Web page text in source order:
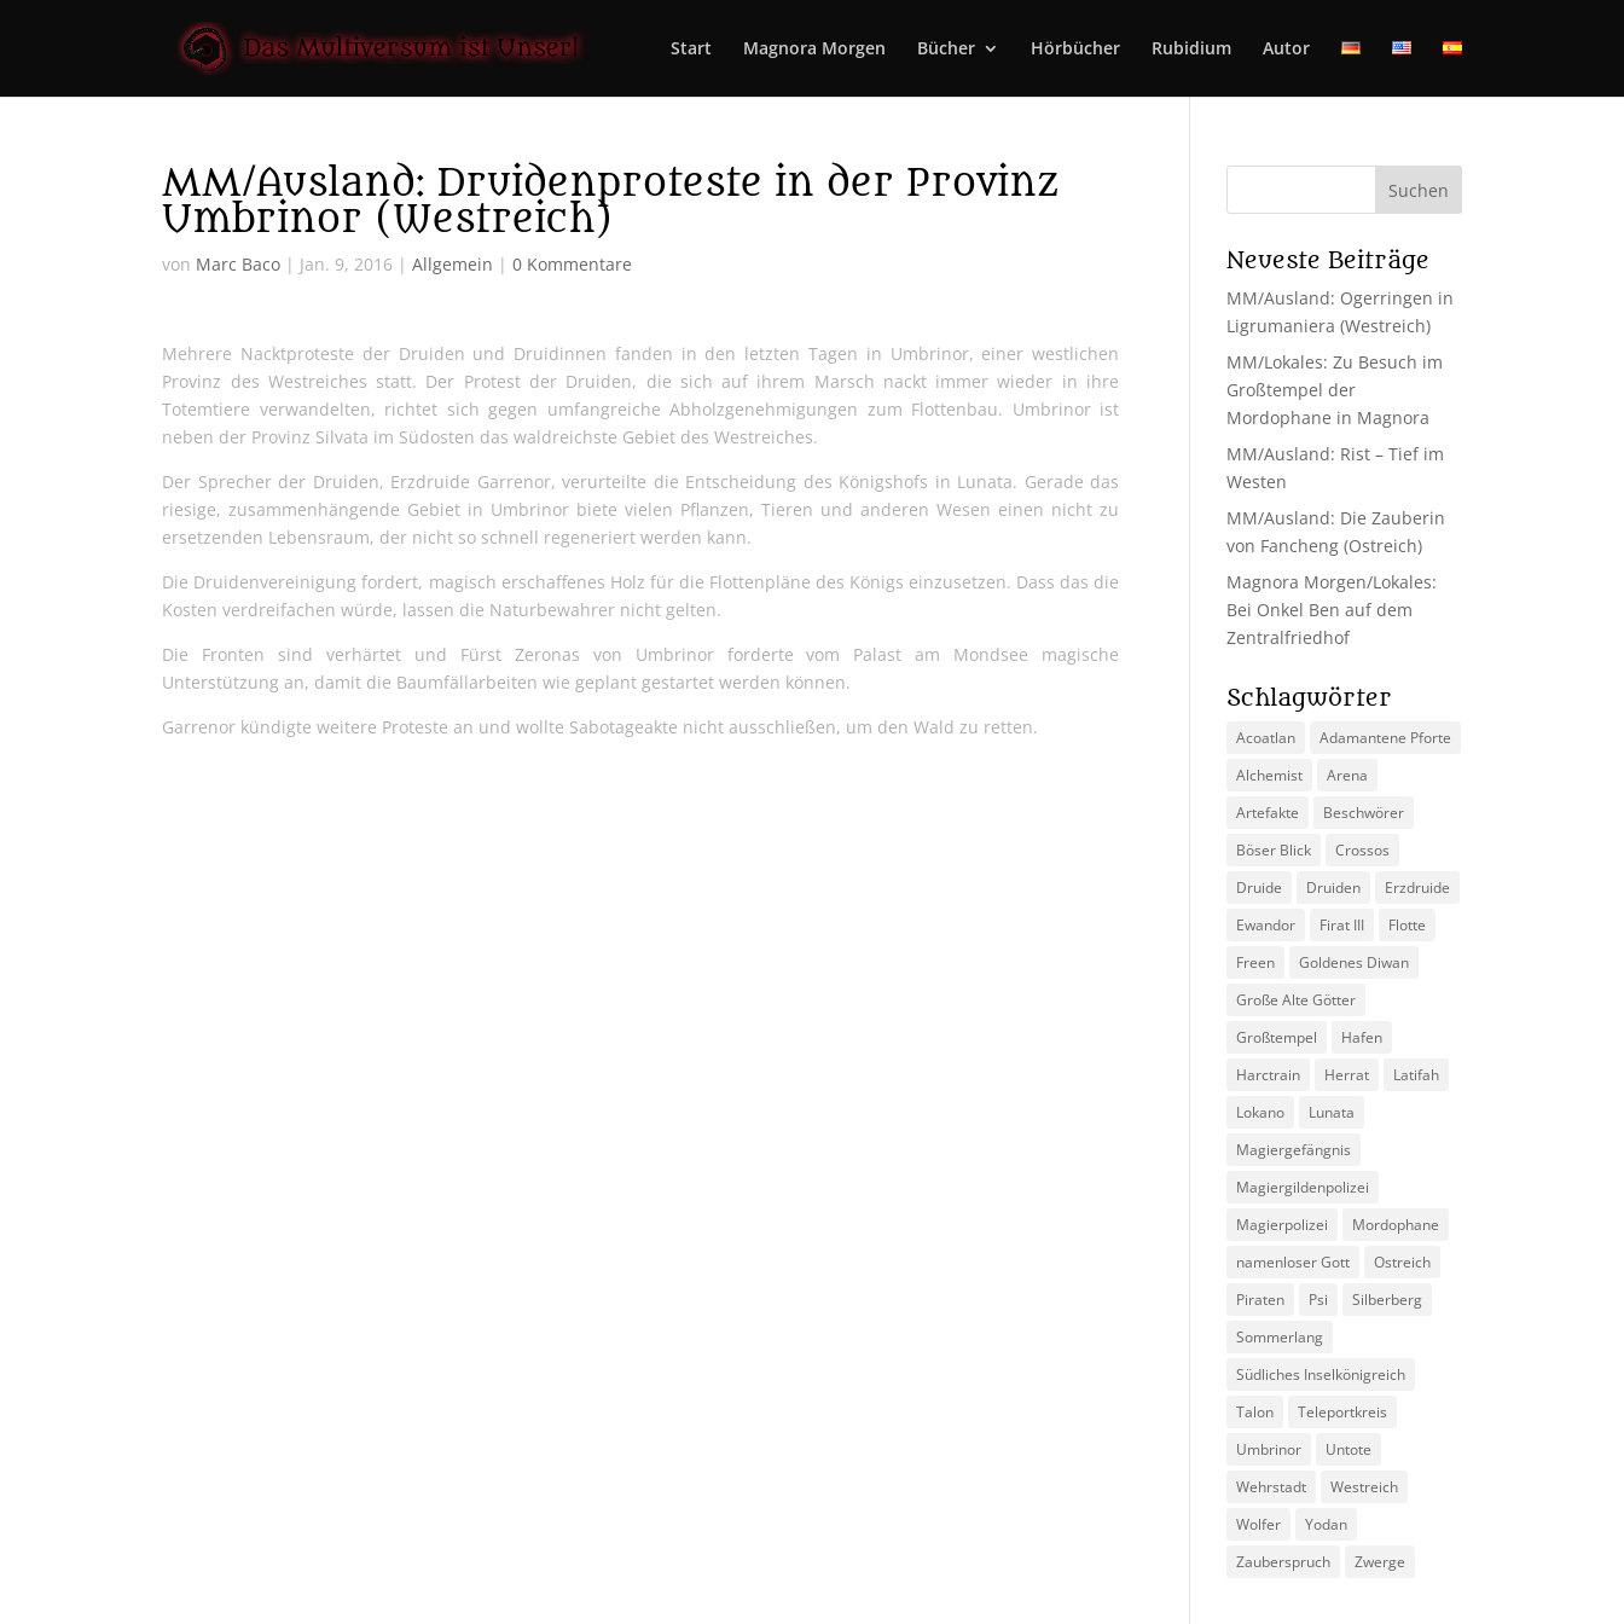
Start Magnora Morgen Bücher Hörbücher Rubidium Autor
MM/Ausland: Druidenproteste in der Provinz
Umbrinor (Westreich)
von Marc Baco | Jan. 9, 2016 |Allgemein |0 Kommentare
Mehrere Nacktproteste der Druiden und Druidinnen fanden in den letzten Tagen in Umbrinor, einer westlichen
Provinz des Westreiches statt. Der Protest der Druiden, die sich auf ihrem Marsch nackt immer wieder in ihre
Totemtiere verwandelten, richtet sich gegen umfangreiche Abholzgenehmigungen zum Flottenbau. Umbrinor ist
neben der Provinz Silvata im Südosten das waldreichste Gebiet des Westreiches.
Der Sprecher der Druiden, Erzdruide Garrenor, verurteilte die Entscheidung des Königshofs in Lunata. Gerade das
riesige, zusammenhängende Gebiet in Umbrinor biete vielen Pflanzen, Tieren und anderen Wesen einen nicht zu
ersetzenden Lebensraum, der nicht so schnell regeneriert werden kann.
Die Druidenvereinigung fordert, magisch erschaffenes Holz für die Flottenpläne des Königs einzusetzen. Dass das die
Kosten verdreifachen würde, lassen die Naturbewahrer nicht gelten.
Die Fronten sind verhärtet und Fürst Zeronas von Umbrinor forderte vom Palast am Mondsee magische
Unterstützung an, damit die Baumfällarbeiten wie geplant gestartet werden können.
Garrenor kündigte weitere Proteste an und wollte Sabotageakte nicht ausschließen, um den Wald zu retten.
Neueste Beiträge
MM/Ausland: Ogerringen in
Ligrumaniera (Westreich)
MM/Lokales: Zu Besuch im
Großtempel der
Mordophane in Magnora
MM/Ausland: Rist – Tief im
Westen
MM/Ausland: Die Zauberin
von Fancheng (Ostreich)
Magnora Morgen/Lokales:
Bei Onkel Ben auf dem
Zentralfriedhof
Schlagwörter
Acoatlan
Adamantene Pforte
Alchemist
Arena
Artefakte
Beschwörer
Böser Blick
Crossos
Druide
Druiden
Erzdruide
Ewandor
Firat III
Flotte
Freen
Goldenes Diwan
Große Alte Götter
Großtempel
Hafen
Harctrain
Herrat
Latifah
Lokano
Lunata
Magiergefängnis
Magiergildenpolizei
Magierpolizei
Mordophane
namenloser Gott
Ostreich
Piraten
Psi
Silberberg
Sommerlang
Südliches Inselkönigreich
Talon
Teleportkreis
Umbrinor
Untote
Wehrstadt
Westreich
Wolfer
Yodan
Zauberspruch
Zwerge